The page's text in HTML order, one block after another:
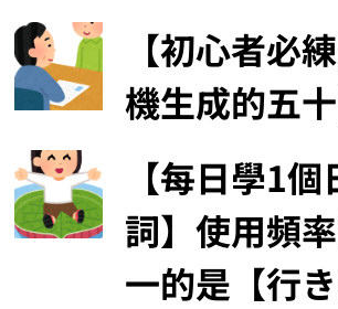
【初心者必
機生成的五
【每日學1
詞】使用頻
一的是【行き